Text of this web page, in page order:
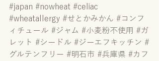
#japan #nowheat #celiac
#wheatallergy #せとかみかん #コンフ
ィチュール #ジャム #小麦粉不使用 #ガ
レット #シードル #ジーエフキッチン #
グルテンフリー #明石市 #兵庫県 #カフ